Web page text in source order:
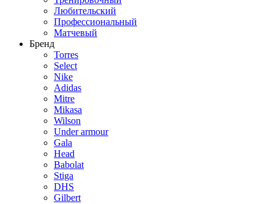
Любительский
Профессиональный
Матчевый
Бренд
Torres
Select
Nike
Adidas
Mitre
Mikasa
Wilson
Under armour
Gala
Head
Babolat
Stiga
DHS
Gilbert